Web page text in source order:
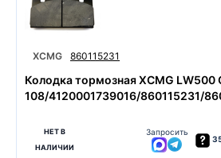
XCMG 860115231
Колодка тормозная XCMG LW500
108/4120001739016/860115231/
НЕТ В
НАЛИЧИИ
Запросить